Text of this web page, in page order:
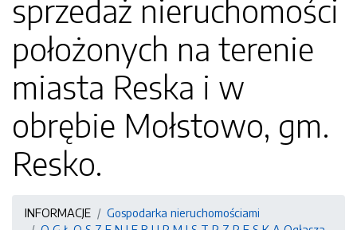
sprzedaż nieruchomości
położonych na terenie
miasta Reska i w
obrębie Mołstowo, gm.
Resko.
INFORMACJE
Gospodarka nieruchomościami